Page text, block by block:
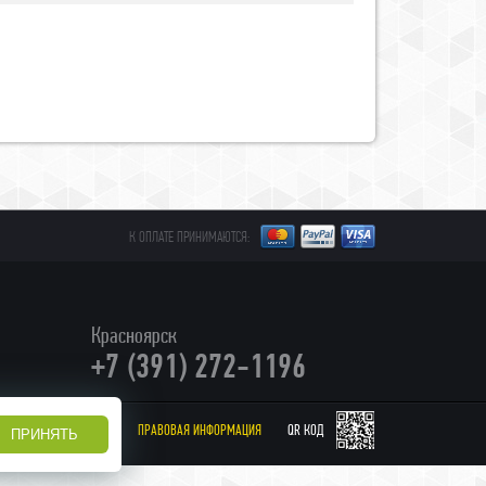
К ОПЛАТЕ ПРИНИМАЮТСЯ:
Красноярск
+7 (391) 272-1196
ПРАВОВАЯ ИНФОРМАЦИЯ QR КОД
ПРИНЯТЬ